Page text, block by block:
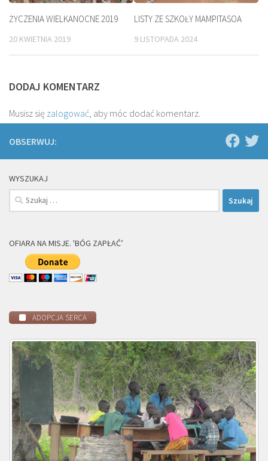
ŻYCZENIA WIELKANOCNE 2019
20 KWIETNIA 2019
LISTY ZE SZKOŁY MAMPITASOA
9 LISTOPADA 2024
DODAJ KOMENTARZ
Musisz się zalogować, aby móc dodać komentarz.
OBSERWUJ:
WYSZUKAJ
Szukaj:
OFIARA NA MISJE. 'BÓG ZAPŁAĆ’
ADOPCJA SERCA